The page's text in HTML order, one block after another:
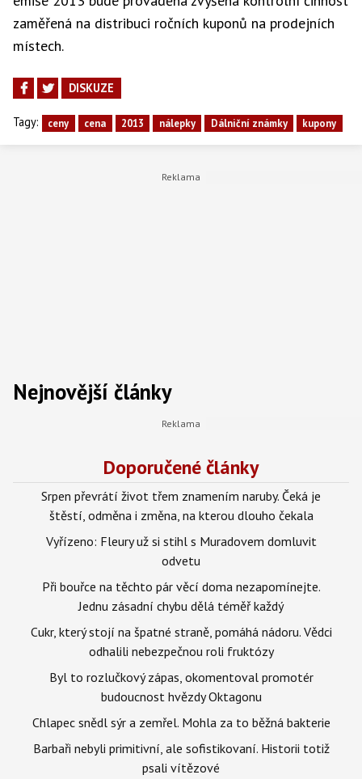
zaměřená na distribuci ročních kuponů na prodejních
místech.
DISKUZE
Tagy: ceny cena 2013 nálepky Dálniční známky kupony
Nejnovější články
Doporučené články
Srpen převrátí život třem znamením naruby. Čeká je
štěstí, odměna i změna, na kterou dlouho čekala
Vyřízeno: Fleury už si stihl s Muradovem domluvit
odvetu
Při bouřce na těchto pár věcí doma nezapomínejte.
Jednu zásadní chybu dělá téměř každý
Cukr, který stojí na špatné straně, pomáhá nádoru. Vědci
odhalili nebezpečnou roli fruktózy
Byl to rozlučkový zápas, okomentoval promotér
budoucnost hvězdy Oktagonu
Chlapec snědl sýr a zemřel. Mohla za to běžná bakterie
Barbaři nebyli primitivní, ale sofistikovaní. Historii totiž
psali vítězové